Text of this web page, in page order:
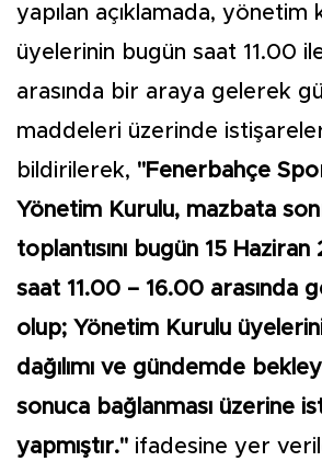
yapılan açıklamada, yönetim
üyelerinin bugün saat 11.00
arasında bir araya gelerek
maddeleri üzerinde
bildirilerek, "Fenerbahçe
Yönetim Kurulu, mazbata
toplantısını bugün 15
saat 11.00 – 16.00 arasında
olup; Yönetim Kurulu
dağılımı ve gündemde
sonuca bağlanması üzerine
yapmıştır." ifadesine yer